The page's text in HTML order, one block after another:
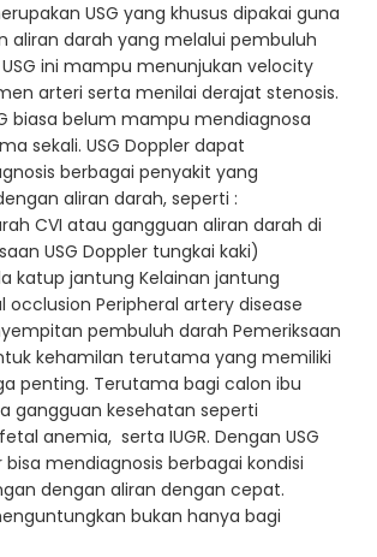
USG yang khusus dipakai guna
aliran darah yang melalui pembuluh
USG ini mampu menunjukan velocity
arteri serta menilai derajat stenosis.
biasa belum mampu mendiagnosa
sekali. USG Doppler dapat
berbagai penyakit yang
aliran darah, seperti :
CVI atau gangguan aliran darah di
USG Doppler tungkai kaki)
katup jantung Kelainan jantung
occlusion Peripheral artery disease
pembuluh darah Pemeriksaan
kehamilan terutama yang memiliki
penting. Terutama bagi calon ibu
gangguan kesehatan seperti
anemia, serta IUGR. Dengan USG
bisa mendiagnosis berbagai kondisi
dengan aliran dengan cepat.
bukan hanya bagi